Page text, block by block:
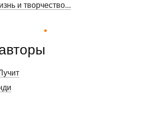
и творчество...